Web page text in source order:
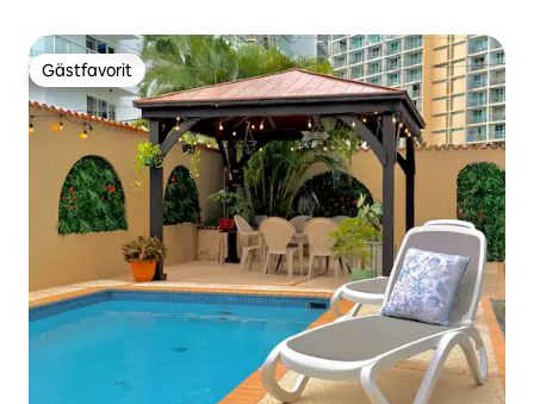
Gästfavorit
Gästfavorit